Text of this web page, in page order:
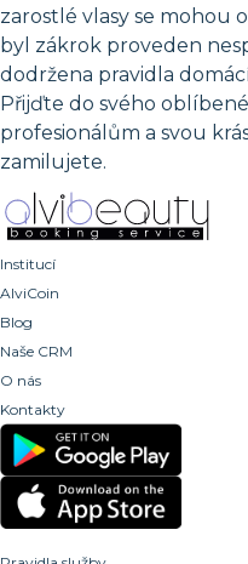
zarostlé vlasy se mohou
byl zákrok proveden
dodržena pravidla
Přijďte do svého
profesionálům a svou
zamilujete.
Institucí
AlviCoin
Blog
Naše CRM
O nás
Kontakty